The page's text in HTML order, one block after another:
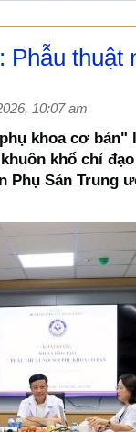
Phẫu thuật
10:07 am
khoa cơ bản"
khổ chỉ
Phụ Sản Trung